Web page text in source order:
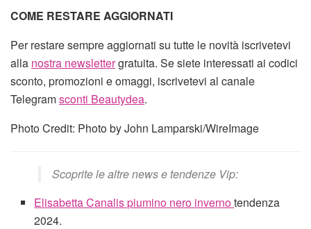
COME RESTARE AGGIORNATI
Per restare sempre aggiornati su tutte le novità iscrivetevi
alla nostra newslettergratuita. Se siete interessati ai codici
sconto, promozioni e omaggi, iscrivetevi al canale
Telegramsconti Beautydea.
Photo Credit: Photo by John Lamparski/WireImage
Scoprite le altre news e tendenze Vip:
Elisabetta Canalis piumino nero invernotendenza
2024.